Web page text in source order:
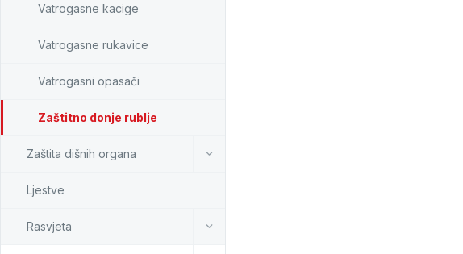
Vatrogasne kacige
Vatrogasne rukavice
Vatrogasni opasači
Zaštitno donje rublje
Zaštita dišnih organa
Ljestve
Rasvjeta